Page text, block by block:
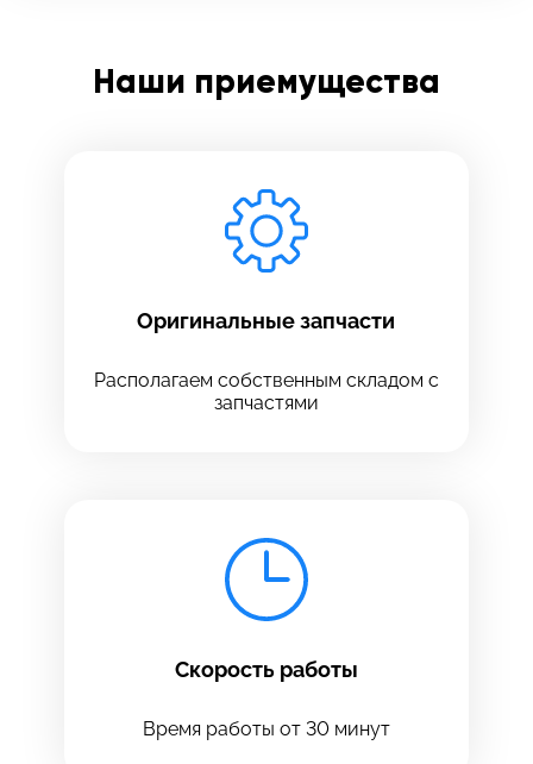
Наши приемущества
Оригинальные запчасти
Располагаем собственным складом с
запчастями
Скорость работы
Время работы от 30 минут
Отправить
Заполните все необходимые поля
Введите номер договора